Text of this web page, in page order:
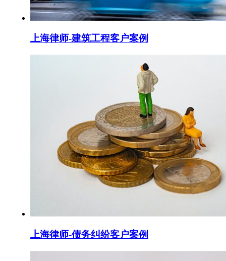
上海律师-建筑工程客户案例
上海律师-债务纠纷客户案例